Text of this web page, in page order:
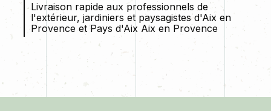
Livraison rapide aux professionnels de
l'extérieur, jardiniers et paysagistes d'Aix en
Provence et Pays d'Aix Aix en Provence